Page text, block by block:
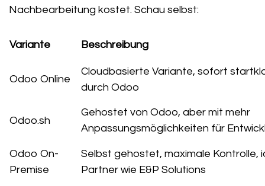
Nachbearbeitung kostet. Schau selbst:
Variante Beschreibung
Odoo Online
Cloudbasierte Variante, sofort
durch Odoo
Odoo.sh
Gehostet von Odoo, aber mit mehr
Anpassungsmöglichkeiten für
Odoo On-
Premise
Selbst gehostet, maximale Kontrolle,
Partner wie E&P Solutions